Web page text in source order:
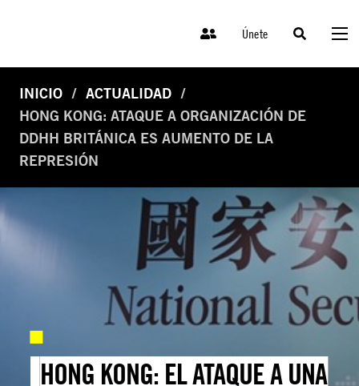
Únete
INICIO
ACTUALIDAD
HONG KONG: ATAQUE A ORGANIZACIÓN DE
DDHH BRITÁNICA ES AUMENTO DE LA
REPRESIÓN
HONG KONG: EL ATAQUE A UNA